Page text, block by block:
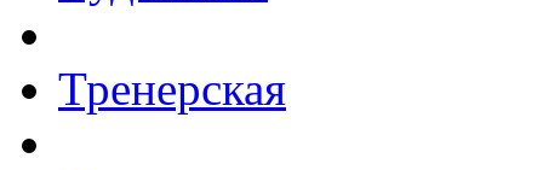
Тренерская